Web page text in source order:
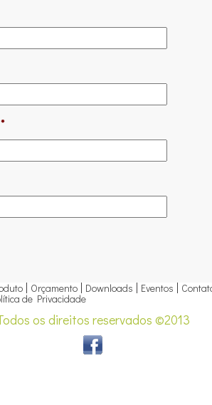
*
Orçamento Downloads Eventos
de Privacidade
os direitos reservados ©2013